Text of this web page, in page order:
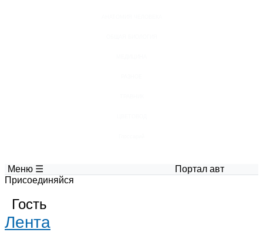
Меню ☰
Портал авторских
Присоединяйся
Гость
Лента